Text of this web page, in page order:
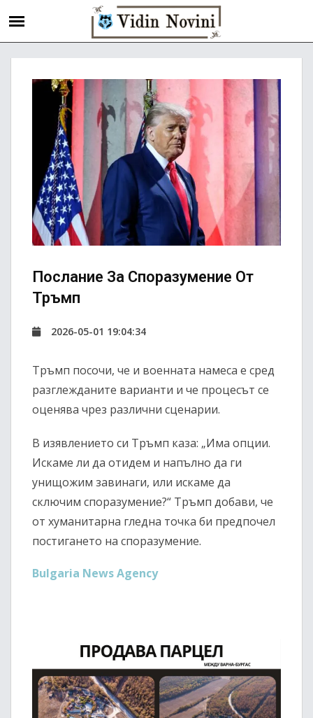
Послание За Споразумение От
Тръмп
2026-05-01 19:04:34
Тръмп посочи, че и военната намеса е сред
разглежданите варианти и че процесът се
оценява чрез различни сценарии.
В изявлението си Тръмп каза: „Има опции.
Искаме ли да отидем и напълно да ги
унищожим завинаги, или искаме да
сключим споразумение?“ Тръмп добави, че
от хуманитарна гледна точка би предпочел
постигането на споразумение.
Bulgaria News Agency